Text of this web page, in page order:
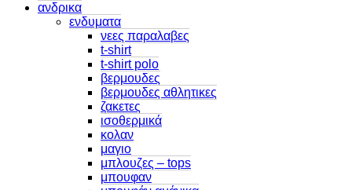
ανδρικα
ενδυματα
νεες παραλαβες
t-shirt
t-shirt polo
βερμουδες
βερμουδες αθλητικες
ζακετες
ισοθερμικά
κολαν
μαγιο
μπλουζες – tops
μπουφαν